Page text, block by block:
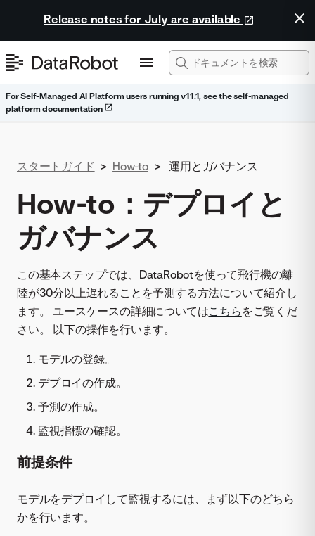
Release notes for July are available
For Self-Managed AI Platform users running v11.1, see the self-managed
platform documentation
スタートガイド > How-to > 運用とガバナンス
How-to：デプロイと
ガバナンス
この基本ステップでは、DataRobotを使って飛行機の離
陸が30分以上遅れることを予測する方法について紹介し
ます。 ユースケースの詳細についてはこちら をご覧くだ
さい。 以下の操作を行います。
モデルの登録。
デプロイの作成。
予測の作成。
監視指標の確認。
前提条件
モデルをデプロイして監視するには、まず以下のどちら
かを行います。